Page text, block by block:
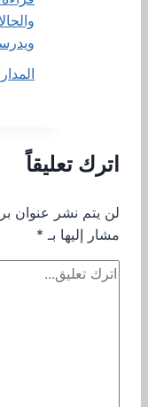
اترك تعليقاً
لن يتم نشر عنوان
مشار إليها بـ *